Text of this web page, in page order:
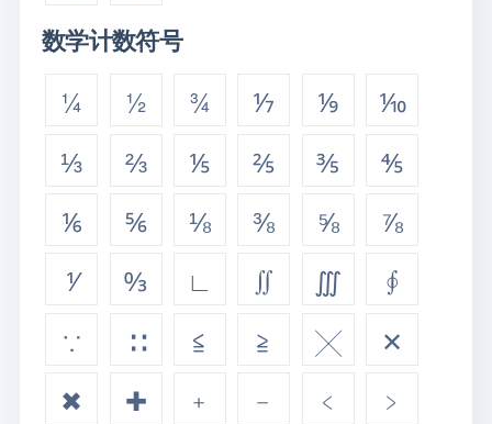
数学计数符号
¼ ½ ¾ ⅐ ⅑
⅒
⅓
⅔ ⅕ ⅖ ⅗
⅘
⅙
⅚ ⅛ ⅜ ⅝
⅞
⅟
↉ ∟ ∬ ∭
∮
∵
∷ ≦ ≧ ╳
✕
✖
✚ ﹢ ﹣ ﹤
﹥